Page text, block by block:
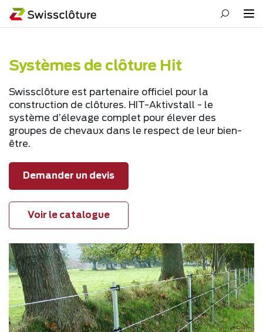
Systèmes de clôture Hit
Swissclôture est partenaire officiel pour la
construction de clôtures. HIT-Aktivstall - le
système d’élevage complet pour élever des
groupes de chevaux dans le respect de leur bien-
être.
Demander un devis
Voir le catalogue